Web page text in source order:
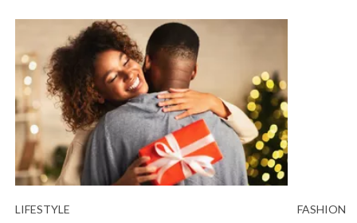
LIFESTYLE FASHION